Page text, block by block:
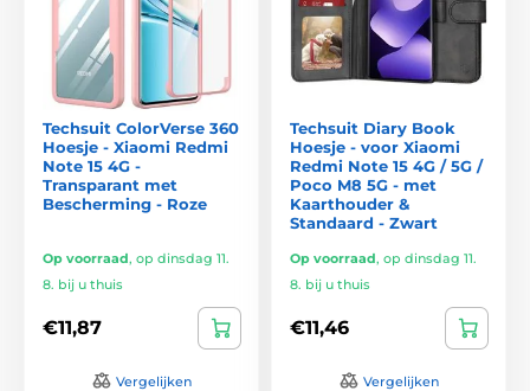
Techsuit ColorVerse 360
Hoesje - Xiaomi Redmi
Note 15 4G -
Transparant met
Bescherming - Roze
Op voorraad, op dinsdag 11.
8. bij u thuis
€11,87
Vergelijken
Techsuit Diary Book
Hoesje - voor Xiaomi
Redmi Note 15 4G / 5G /
Poco M8 5G - met
Kaarthouder &
Standaard - Zwart
Op voorraad, op dinsdag 11.
8. bij u thuis
€11,46
Vergelijken